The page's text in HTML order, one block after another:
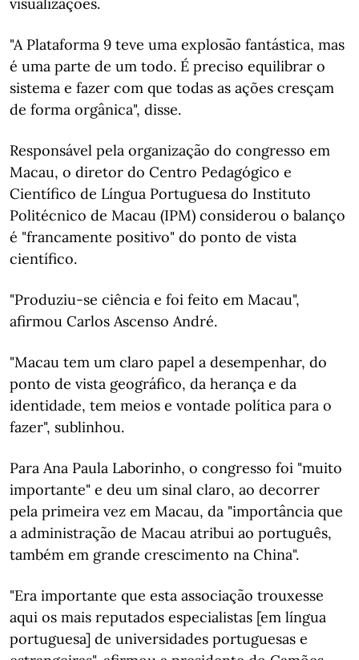
"A Plataforma 9 teve uma explosão fantástica, mas
é uma parte de um todo. É preciso equilibrar o
sistema e fazer com que todas as ações cresçam
de forma orgânica", disse.
Responsável pela organização do congresso em
Macau, o diretor do Centro Pedagógico e
Científico de Língua Portuguesa do Instituto
Politécnico de Macau (IPM) considerou o balanço
é "francamente positivo" do ponto de vista
científico.
"Produziu-se ciência e foi feito em Macau",
afirmou Carlos Ascenso André.
"Macau tem um claro papel a desempenhar, do
ponto de vista geográfico, da herança e da
identidade, tem meios e vontade política para o
fazer", sublinhou.
Para Ana Paula Laborinho, o congresso foi "muito
importante" e deu um sinal claro, ao decorrer
pela primeira vez em Macau, da "importância que
a administração de Macau atribui ao português,
também em grande crescimento na China".
"Era importante que esta associação trouxesse
aqui os mais reputados especialistas [em língua
portuguesa] de universidades portuguesas e